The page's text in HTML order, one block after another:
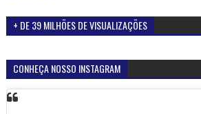
+ DE 39 MILHÕES DE VISUALIZAÇÕES
CONHEÇA NOSSO INSTAGRAM